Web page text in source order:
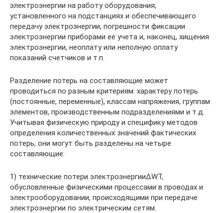
электроэнергии на работу оборудования,
установленного на подстанциях и обеспечивающего
передачу электроэнергии, погрешности фиксации
электроэнергии приборами ее учета и, наконец, хищения
электроэнергии, неоплату или неполную оплату
показаний счетчиков и т.п.
Разделение потерь на составляющие может
проводиться по разным критериям: характеру потерь
(постоянные, переменные), классам напряжения, группам
элементов, производственным подразделениями и т.д.
Учитывая физическую природу и специфику методов
определения количественных значений фактических
потерь, они могут быть разделены на четыре
составляющие:
1) технические потери электроэнергииΔWТ,
обусловленные физическими процессами в проводах и
электрооборудовании, происходящими при передаче
электроэнергии по электрическим сетям.